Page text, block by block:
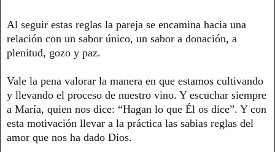
Al seguir estas reglas la pareja se encamina hacia una
relación con un sabor único, un sabor a donación, a
plenitud, gozo y paz.
Vale la pena valorar la manera en que estamos cultivando
y llevando el proceso de nuestro vino. Y escuchar siempre
a María, quien nos dice: “Hagan lo que Él os dice”. Y con
esta motivación llevar a la práctica las sabias reglas del
amor que nos ha dado Dios.